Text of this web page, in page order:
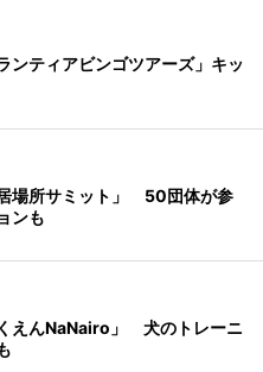
ンティアビンゴツアーズ」キッ
場所サミット」 50団体が参
ンも
えんNaNairo」 犬のトレーニ